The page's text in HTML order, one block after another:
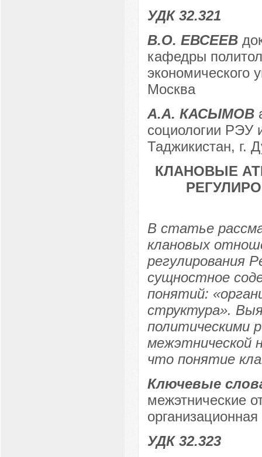
УДК 32.321
В.О. ЕВСЕЕВ
кафедры
экономического
Москва
А.А. КАСЫМОВ
социологии РЭУ
Таджикистан, г.
КЛАНОВЫЕ
В статье
клановых
регулирования
сущностное
понятий:
структура».
политическими
межэтнической
что понятие
Ключевые
межэтнические
УДК 32.323